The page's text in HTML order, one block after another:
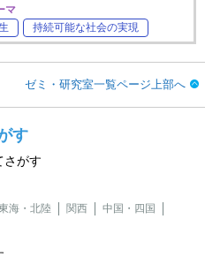
マ
持続可能な社会の実現
ゼミ・研究室一覧ページ上部へ
す
さがす
海・北陸 関西
中国・四国